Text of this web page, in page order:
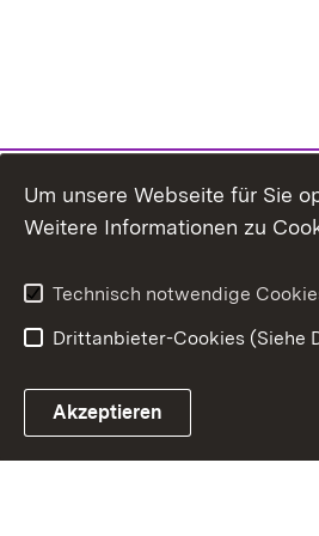
Um unsere Webseite für Sie
Weitere Informationen zu
Technisch notwendige
Drittanbieter-Cookies (Siehe
Akzeptieren